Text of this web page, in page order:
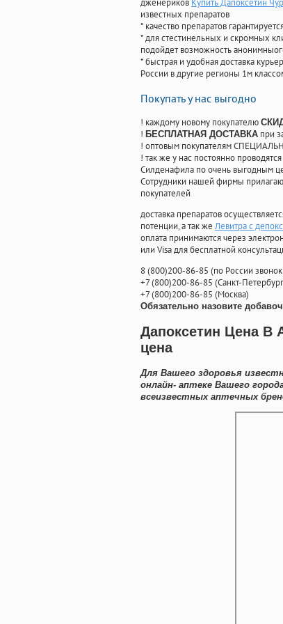
дженериков Купить Дапоксетин
известных препаратов
* качество препаратов
* для стестинельных и скромных
подойдет возможность
* быстрая и удобная доставка
России в другие регионы 1м
Покупать у нас выгодно
! каждому новому покупателю
! БЕСПЛАТНАЯ ДОСТАВКА при
! оптовым покупателям
! так же у нас постоянно
Силденафила по очень выгодным
Cотрудники нашей фирмы
покупателей
доставка препаратов
потенции, а так же Левитра с
оплата принимаются через
или Visa для бесплатной
8(800)200-86-85 (по России
+7(800)200-86-85 (Санкт-
+7(800)200-86-85 (Москва)
Обязательно назовите
Дапоксетин Цена В
цена
Для Вашего здоровья
онлайн- аптеке Вашего
всеизвестных аптечных